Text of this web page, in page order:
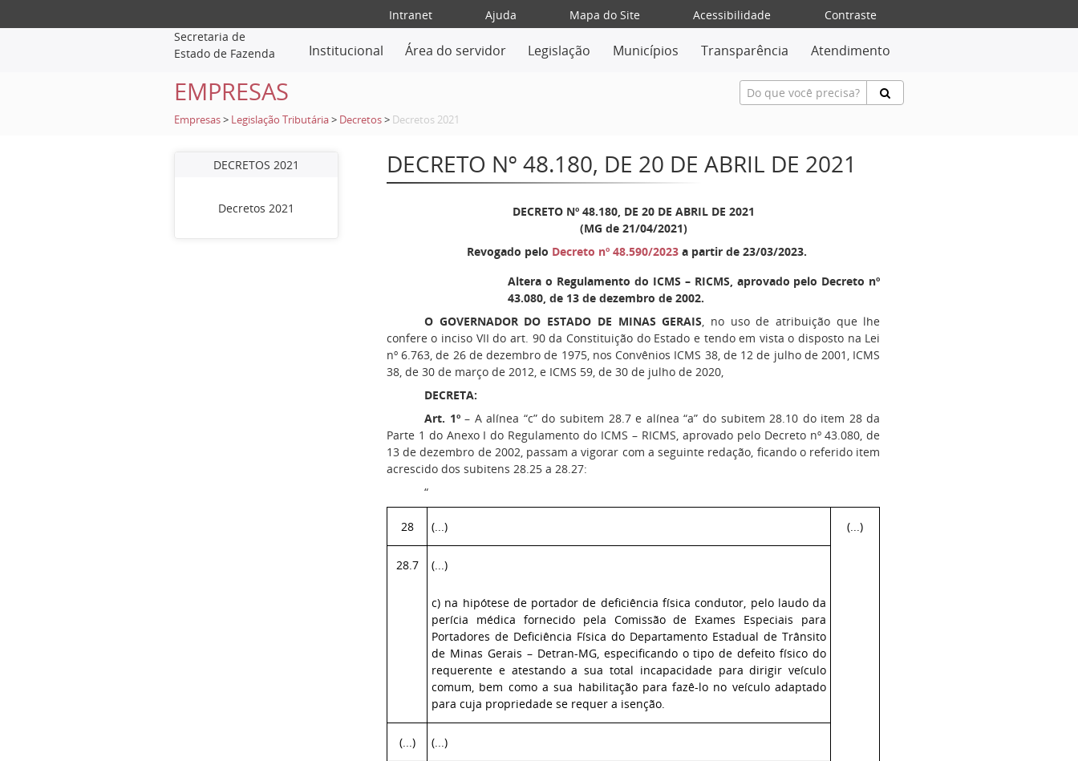
Intranet Ajuda Mapa do Site Acessibilidade
Contraste
Secretaria de
Estado de Fazenda
Institucional Área do servidor Legislação Municípios Transparência Atendimento
EMPRESAS
Empresas > Legislação Tributária > Decretos > Decretos 2021
DECRETOS 2021
Decretos 2021
DECRETO Nº 48.180, DE 20 DE ABRIL DE 2021
DECRETO Nº 48.180, DE 20 DE ABRIL DE 2021
(MG de 21/04/2021)
Revogado pelo Decreto nº 48.590/2023 a partir de 23/03/2023.
Altera o Regulamento do ICMS – RICMS, aprovado pelo Decreto nº
43.080, de 13 de dezembro de 2002.
O GOVERNADOR DO ESTADO DE MINAS GERAIS, no uso de atribuição que lhe
confere o inciso VII do art. 90 da Constituição do Estado e tendo em vista o disposto na Lei
nº 6.763, de 26 de dezembro de 1975, nos Convênios ICMS 38, de 12 de julho de 2001, ICMS
38, de 30 de março de 2012, e ICMS 59, de 30 de julho de 2020,
DECRETA:
Art. 1º– A alínea “c” do subitem 28.7 e alínea “a” do subitem 28.10 do item 28 da
Parte 1 do Anexo I do Regulamento do ICMS – RICMS, aprovado pelo Decreto nº 43.080, de
13 de dezembro de 2002, passam a vigorar com a seguinte redação, ficando o referido item
acrescido dos subitens 28.25 a 28.27:
“
28 (...) (...)
28.7 (...)
c) na hipótese de portador de deficiência física condutor, pelo laudo da
perícia médica fornecido pela Comissão de Exames Especiais para
Portadores de Deficiência Física do Departamento Estadual de Trânsito
de Minas Gerais – Detran-MG, especificando o tipo de defeito físico do
requerente e atestando a sua total incapacidade para dirigir veículo
comum, bem como a sua habilitação para fazê-lo no veículo adaptado
para cuja propriedade se requer a isenção.
(...) (...)